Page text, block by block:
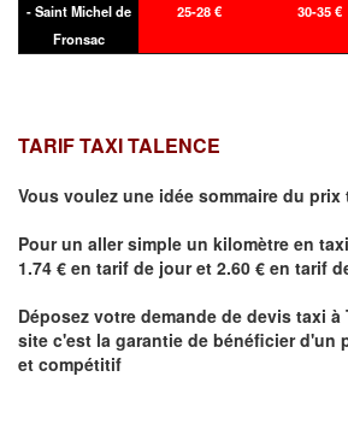
- Saint Michel de
Fronsac
25-28 € 30-35 €
TARIF TAXI TALENCE
Vous voulez une idée sommaire du prix
Pour un aller simple un kilomètre en
1.74 € en tarif de jour et 2.60 € en tarif
Déposez votre demande de devis taxi à
site c'est la garantie de bénéficier d'un
et compétitif